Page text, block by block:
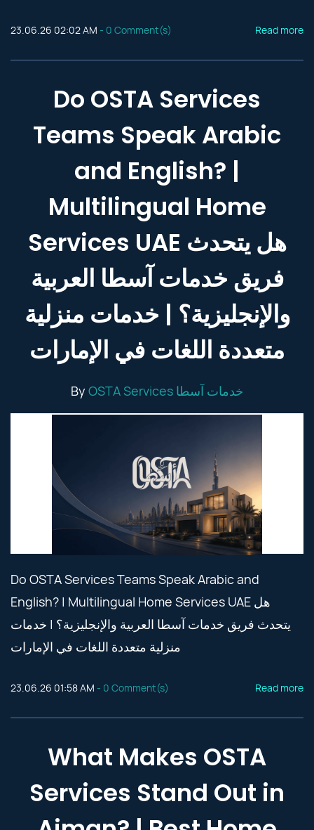
23.06.26 02:02 AM - 0 Comment(s) Read more
Do OSTA Services
Teams Speak Arabic
and English? |
Multilingual Home
Services UAE هل يتحدث
فريق خدمات آسطا العربية
والإنجليزية؟ | خدمات منزلية
متعددة اللغات في الإمارات
By OSTA Services خدمات آسطا
Do OSTA Services Teams Speak Arabic and
English? | Multilingual Home Services UAE هل
يتحدث فريق خدمات آسطا العربية والإنجليزية؟ | خدمات
منزلية متعددة اللغات في الإمارات
23.06.26 01:58 AM - 0 Comment(s) Read more
What Makes OSTA
Services Stand Out in